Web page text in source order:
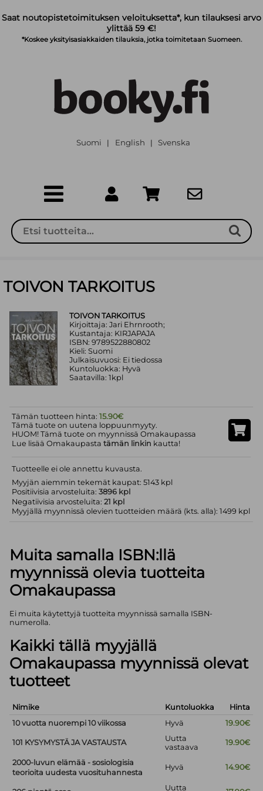
Saat noutopistetoimituksen veloituksetta*, kun tilauksesi arvo
ylittää 59 €!
*Koskee yksityisasiakkaiden tilauksia, jotka toimitetaan Suomeen.
Suomi | English | Svenska
TOIVON TARKOITUS
TOIVON TARKOITUS
Kirjoittaja: Jari Ehrnrooth;
Kustantaja: KIRJAPAJA
ISBN: 9789522880802
Kieli: Suomi
Julkaisuvuosi: Ei tiedossa
Kuntoluokka: Hyvä
Saatavilla: 1kpl
Tämän tuotteen hinta:15.90€
Tämä tuote on uutena loppuunmyyty.
HUOM! Tämä tuote on myynnissä Omakaupassa
Lue lisää Omakaupastatämän linkin kautta!
Tuotteelle ei ole annettu kuvausta.
Myyjän aiemmin tekemät kaupat: 5143 kpl
Positiivisia arvosteluita:3896 kpl
Negatiivisia arvosteluita:21 kpl
Myyjällä myynnissä olevien tuotteiden määrä (kts. alla): 1499 kpl
Muita samalla ISBN:llä
myynnissä olevia tuotteita
Omakaupassa
Ei muita käytettyjä tuotteita myynnissä samalla ISBN-
numerolla.
Kaikki tällä myyjällä
Omakaupassa myynnissä olevat
tuotteet
Nimike Kuntoluokka
Hinta
10 vuotta nuorempi 10 viikossa
Hyvä 19.90€
101 KYSYMYSTÄ JA VASTAUSTA
Uutta
vastaava
19.90€
2000-luvun elämää - sosiologisia
teorioita uudesta vuosituhannesta
Hyvä 14.90€
Uutta